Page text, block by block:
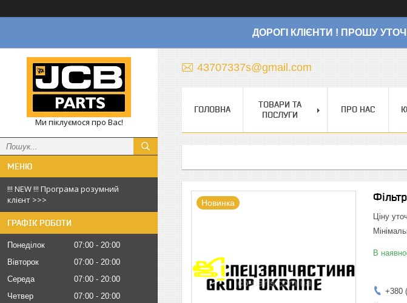
ДОРОГІ КЛІЄНТИ ! ПРОШУ
Ми піклуємося про Вас!
!!! NEW !!! Програма розумний
клієнт >>>
ГРАФІК РОБОТИ
Понеділок 07:00
20:00
Вівторок
07:00
20:00
Середа
07:00
20:00
Четвер
07:00
20:00
43707337s@gmail.com
ГОЛОВНА
ТОВАРИ ТА
ПОСЛУГИ
ПРО НАС
Новинка
Ціну
В
+380